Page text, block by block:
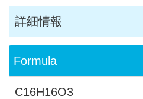
詳細情報
Formula
C16H16O3